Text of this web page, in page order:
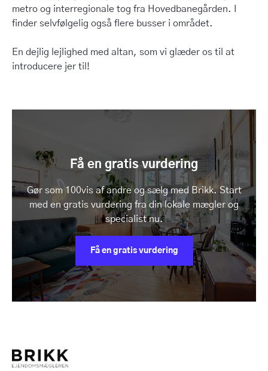
metro og interregionale tog fra Hovedbanegården. I
finder selvfølgelig også flere busser i området.
En dejlig lejlighed med altan, som vi glæder os til at
introducere jer til!
Få en gratis vurdering
Gør som 100vis af andre og sælg med Brikk. Start
med en gratis vurdering fra din lokale mægler og
specialist nu.
Få en gratis vurdering